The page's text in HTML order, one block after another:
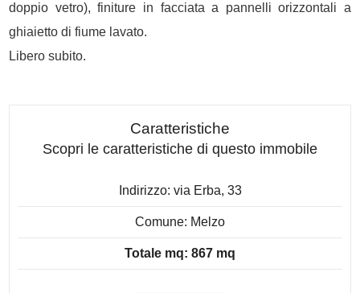
doppio vetro), finiture in facciata a pannelli orizzontali a
ghiaietto di fiume lavato.
Libero subito.
Caratteristiche
Scopri le caratteristiche di questo immobile
Indirizzo: via Erba, 33
Comune: Melzo
Totale mq: 867 mq